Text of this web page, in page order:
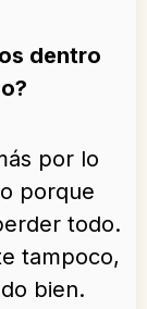
dentro
por lo
porque
todo.
tampoco,
bien.